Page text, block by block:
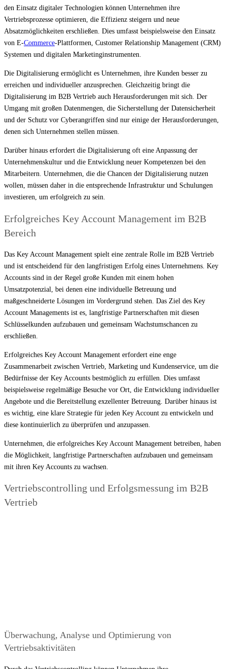
den Einsatz digitaler Technologien können Unternehmen ihre
Vertriebsprozesse optimieren, die Effizienz steigern und neue
Absatzmöglichkeiten erschließen. Dies umfasst beispielsweise den Einsatz
von E-Commerce-Plattformen, Customer Relationship Management (CRM)
Systemen und digitalen Marketinginstrumenten.
Die Digitalisierung ermöglicht es Unternehmen, ihre Kunden besser zu
erreichen und individueller anzusprechen. Gleichzeitig bringt die
Digitalisierung im B2B Vertrieb auch Herausforderungen mit sich. Der
Umgang mit großen Datenmengen, die Sicherstellung der Datensicherheit
und der Schutz vor Cyberangriffen sind nur einige der Herausforderungen,
denen sich Unternehmen stellen müssen.
Darüber hinaus erfordert die Digitalisierung oft eine Anpassung der
Unternehmenskultur und die Entwicklung neuer Kompetenzen bei den
Mitarbeitern. Unternehmen, die die Chancen der Digitalisierung nutzen
wollen, müssen daher in die entsprechende Infrastruktur und Schulungen
investieren, um erfolgreich zu sein.
Erfolgreiches Key Account Management im B2B
Bereich
Das Key Account Management spielt eine zentrale Rolle im B2B Vertrieb
und ist entscheidend für den langfristigen Erfolg eines Unternehmens. Key
Accounts sind in der Regel große Kunden mit einem hohen
Umsatzpotenzial, bei denen eine individuelle Betreuung und
maßgeschneiderte Lösungen im Vordergrund stehen. Das Ziel des Key
Account Managements ist es, langfristige Partnerschaften mit diesen
Schlüsselkunden aufzubauen und gemeinsam Wachstumschancen zu
erschließen.
Erfolgreiches Key Account Management erfordert eine enge
Zusammenarbeit zwischen Vertrieb, Marketing und Kundenservice, um die
Bedürfnisse der Key Accounts bestmöglich zu erfüllen. Dies umfasst
beispielsweise regelmäßige Besuche vor Ort, die Entwicklung individueller
Angebote und die Bereitstellung exzellenter Betreuung. Darüber hinaus ist
es wichtig, eine klare Strategie für jeden Key Account zu entwickeln und
diese kontinuierlich zu überprüfen und anzupassen.
Unternehmen, die erfolgreiches Key Account Management betreiben, haben
die Möglichkeit, langfristige Partnerschaften aufzubauen und gemeinsam
mit ihren Key Accounts zu wachsen.
Vertriebscontrolling und Erfolgsmessung im B2B
Vertrieb
Überwachung, Analyse und Optimierung von
Vertriebsaktivitäten